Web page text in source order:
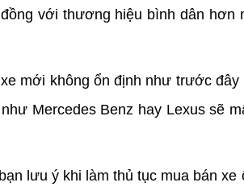
với thương hiệu bình dân hơn
mới không ổn định như trước đây
Mercedes Benz hay Lexus sẽ
lưu ý khi làm thủ tục mua bán xe